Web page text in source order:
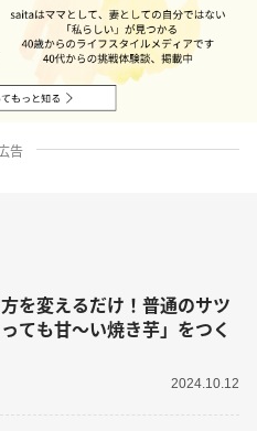
告
を変えるだけ！普通のサツ
ても甘〜い焼き芋」をつく
2024.10.12